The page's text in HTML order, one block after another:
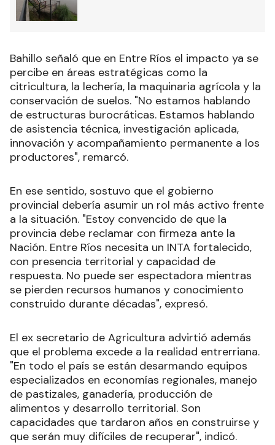
Bahillo señaló que en Entre Ríos el impacto ya se
percibe en áreas estratégicas como la
citricultura, la lechería, la maquinaria agrícola y la
conservación de suelos. "No estamos hablando
de estructuras burocráticas. Estamos hablando
de asistencia técnica, investigación aplicada,
innovación y acompañamiento permanente a los
productores", remarcó.
En ese sentido, sostuvo que el gobierno
provincial debería asumir un rol más activo frente
a la situación. "Estoy convencido de que la
provincia debe reclamar con firmeza ante la
Nación. Entre Ríos necesita un INTA fortalecido,
con presencia territorial y capacidad de
respuesta. No puede ser espectadora mientras
se pierden recursos humanos y conocimiento
construido durante décadas", expresó.
El ex secretario de Agricultura advirtió además
que el problema excede a la realidad entrerriana.
"En todo el país se están desarmando equipos
especializados en economías regionales, manejo
de pastizales, ganadería, producción de
alimentos y desarrollo territorial. Son
capacidades que tardaron años en construirse y
que serán muy difíciles de recuperar", indicó.